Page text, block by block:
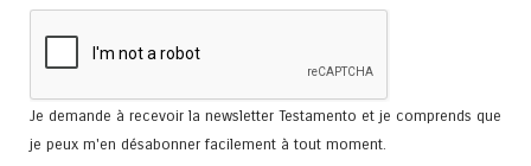
Je demande à recevoir la newsletter Testamento et je comprends que
je peux m'en désabonner facilement à tout moment.